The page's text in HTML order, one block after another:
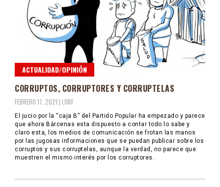
ACTUALIDAD/OPINIÓN
CORRUPTOS, CORRUPTORES Y CORRUPTELAS
FEBRERO 17, 2021 | LORF
El jucio por la “caja B” del Partido Popular ha empezado y parece
que ahora Bárcenas esta dispuesto a contar todo lo sabe y
claro esta, los medios de comunicación se frotan las manos
por las jugosas informaciones que se puedan publicar sobre los
corruptos y sus corruptelas, aunque la verdad, no parece que
muestren el mismo interés por los corruptores.